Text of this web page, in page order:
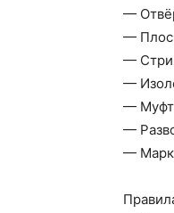
—
—
—
—
—
—
—